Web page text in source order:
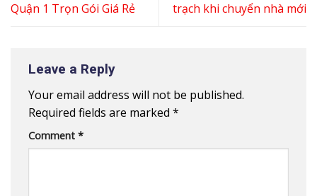
Quận 1 Trọn Gói Giá Rẻ
trạch khi chuyển nhà mới
Leave a Reply
Your email address will not be published.
Required fields are marked *
Comment *